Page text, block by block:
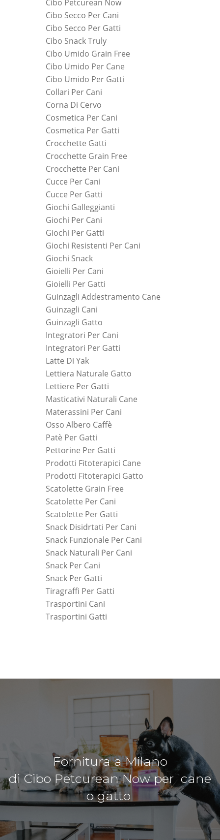
Cibo Petcurean Now
Cibo Secco Per Cani
Cibo Secco Per Gatti
Cibo Snack Truly
Cibo Umido Grain Free
Cibo Umido Per Cane
Cibo Umido Per Gatti
Collari Per Cani
Corna Di Cervo
Cosmetica Per Cani
Cosmetica Per Gatti
Crocchette Gatti
Crocchette Grain Free
Crocchette Per Cani
Cucce Per Cani
Cucce Per Gatti
Giochi Galleggianti
Giochi Per Cani
Giochi Per Gatti
Giochi Resistenti Per Cani
Giochi Snack
Gioielli Per Cani
Gioielli Per Gatti
Guinzagli Addestramento Cane
Guinzagli Cani
Guinzagli Gatto
Integratori Per Cani
Integratori Per Gatti
Latte Di Yak
Lettiera Naturale Gatto
Lettiere Per Gatti
Masticativi Naturali Cane
Materassini Per Cani
Osso Albero Caffè
Patè Per Gatti
Pettorine Per Gatti
Prodotti Fitoterapici Cane
Prodotti Fitoterapici Gatto
Scatolette Grain Free
Scatolette Per Cani
Scatolette Per Gatti
Snack Disidrtati Per Cani
Snack Funzionale Per Cani
Snack Naturali Per Cani
Snack Per Cani
Snack Per Gatti
Tiragraffi Per Gatti
Trasportini Cani
Trasportini Gatti
Fornitura a Milano
di Cibo Petcurean Now per cane
o gatto